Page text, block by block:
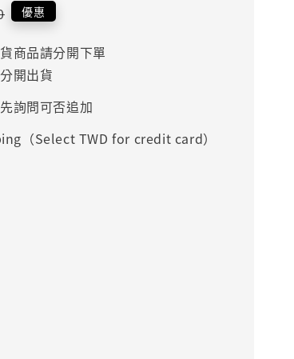
優惠
商品請分開下單
開出貨
詢問可否追加
（Select TWD for credit card）